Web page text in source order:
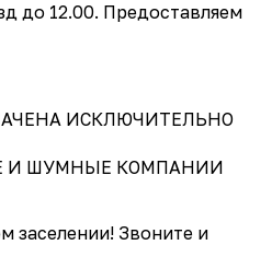
до 12.00. Предоставляем
ИСКЛЮЧИТЕЛЬНО
И ШУМНЫЕ КОМПАНИИ
заселении! Звоните и